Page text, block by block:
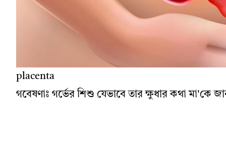
placenta
গবেষণাঃ গর্ভের শিশু যেভাবে তার ক্ষুধার কথা মা'কে